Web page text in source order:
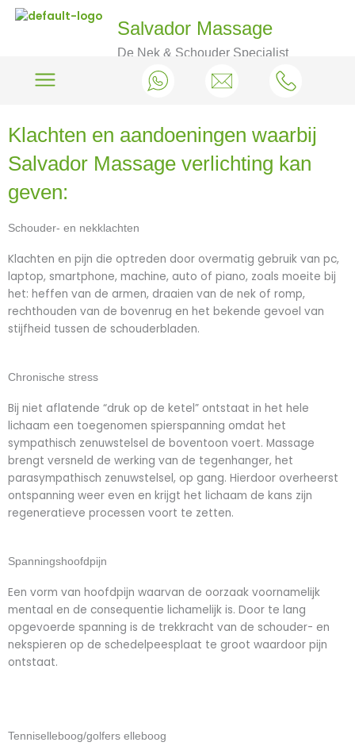
Salvador Massage
De Nek & Schouder Specialist
Klachten en aandoeningen waarbij
Salvador Massage verlichting kan
geven:
Schouder- en nekklachten
Klachten en pijn die optreden door overmatig gebruik van pc,
laptop, smartphone, machine, auto of piano, zoals moeite bij
het: heffen van de armen, draaien van de nek of romp,
rechthouden van de bovenrug en het bekende gevoel van
stijfheid tussen de schouderbladen.
Chronische stress
Bij niet aflatende “druk op de ketel” ontstaat in het hele
lichaam een toegenomen spierspanning omdat het
sympathisch zenuwstelsel de boventoon voert. Massage
brengt versneld de werking van de tegenhanger, het
parasympathisch zenuwstelsel, op gang. Hierdoor overheerst
ontspanning weer even en krijgt het lichaam de kans zijn
regeneratieve processen voort te zetten.
Spanningshoofdpijn
Een vorm van hoofdpijn waarvan de oorzaak voornamelijk
mentaal en de consequentie lichamelijk is. Door te lang
opgevoerde spanning is de trekkracht van de schouder- en
nekspieren op de schedelpeesplaat te groot waardoor pijn
ontstaat.
Tenniselleboog/golfers elleboog